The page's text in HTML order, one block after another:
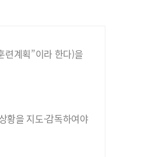
련계획”이라 한다)을
황을 지도·감독하여야